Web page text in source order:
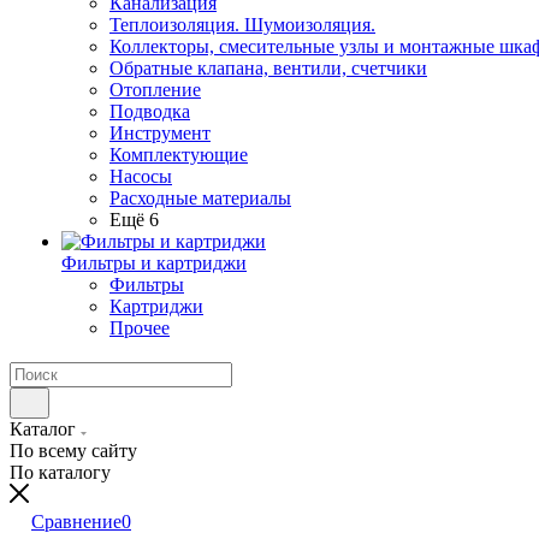
Теплоизоляция. Шумоизоляция.
Коллекторы, смесительные узлы и монтажные
Обратные клапана, вентили, счетчики
Отопление
Подводка
Инструмент
Комплектующие
Насосы
Расходные материалы
Ещё 6
Фильтры и картриджи
Фильтры
Картриджи
Прочее
Каталог
По всему сайту
По каталогу
Сравнение0